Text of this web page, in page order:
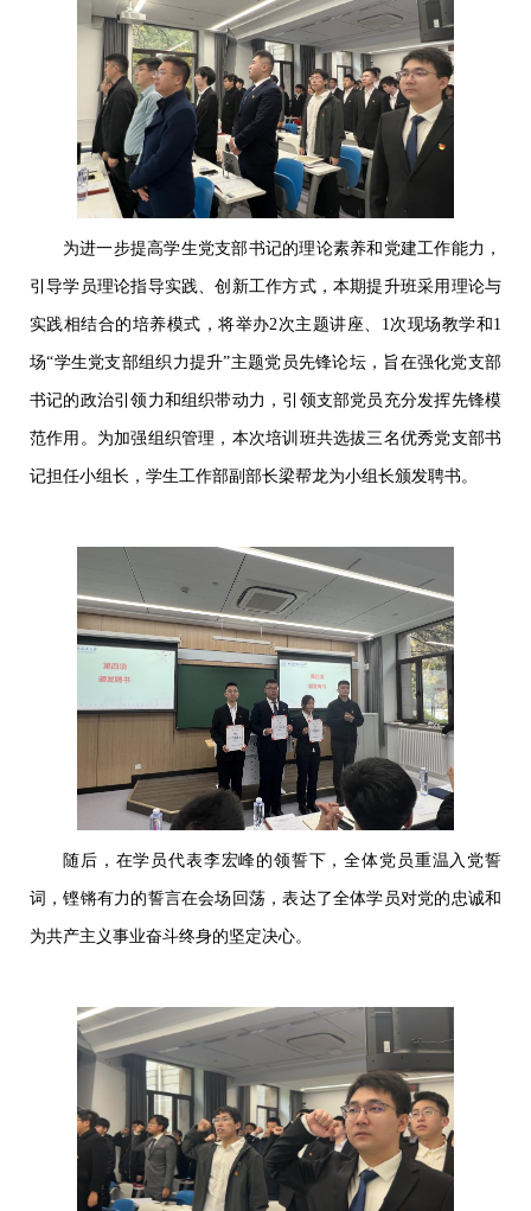
为进一步提高学生党支部书记的理论素养和党建工作能力，
引导学员理论指导实践、创新工作方式，本期提升班采用理论与
实践相结合的培养模式，将举办2次主题讲座、1次现场教学和1
场“学生党支部组织力提升”主题党员先锋论坛，旨在强化党支部
书记的政治引领力和组织带动力，引领支部党员充分发挥先锋模
范作用。为加强组织管理，本次培训班共选拔三名优秀党支部书
记担任小组长，学生工作部副部长梁帮龙为小组长颁发聘书。
随后，在学员代表李宏峰的领誓下，全体党员重温入党誓
词，铿锵有力的誓言在会场回荡，表达了全体学员对党的忠诚和
为共产主义事业奋斗终身的坚定决心。